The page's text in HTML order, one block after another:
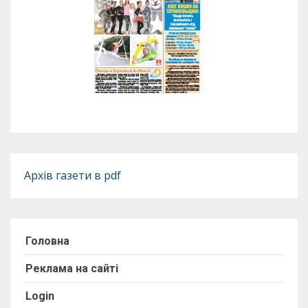
Архів газети в pdf
Головна
Реклама на сайті
Login